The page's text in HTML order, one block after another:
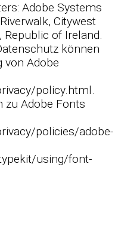
Adobe Systems
Citywest
of Ireland.
können
von Adobe
policy.html.
zu Adobe Fonts
policies/adobe-
using/font-